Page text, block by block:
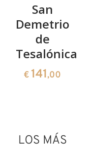
San
Demetrio
de
Tesalónica
€ 141,00
LOS MÁS